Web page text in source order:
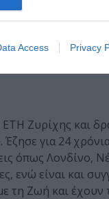
Access Privacy
που
έναν κόσμο
προς μια
Ζυρίχης και
Έζησε για 24
όπως Λονδίνο,
ενώ είναι και
τη Ζωή και έχουν